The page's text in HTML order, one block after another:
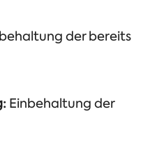
der bereits
Einbehaltung der